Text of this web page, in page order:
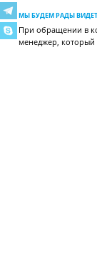
МЫ БУДЕМ РАДЫ
При обращении в
менеджер, который